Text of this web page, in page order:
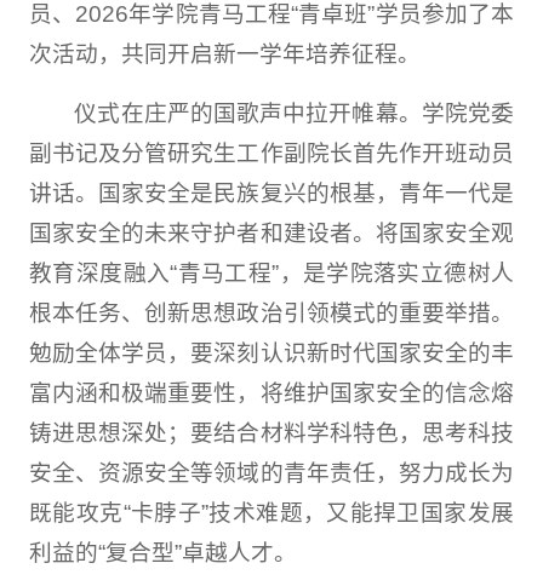
员、2026年学院青马工程“青卓班”学员参加了本
次活动，共同开启新一学年培养征程。
仪式在庄严的国歌声中拉开帷幕。学院党委
副书记及分管研究生工作副院长首先作开班动员
讲话。国家安全是民族复兴的根基，青年一代是
国家安全的未来守护者和建设者。将国家安全观
教育深度融入“青马工程”，是学院落实立德树人
根本任务、创新思想政治引领模式的重要举措。
勉励全体学员，要深刻认识新时代国家安全的丰
富内涵和极端重要性，将维护国家安全的信念熔
铸进思想深处；要结合材料学科特色，思考科技
安全、资源安全等领域的青年责任，努力成长为
既能攻克“卡脖子”技术难题，又能捍卫国家发展
利益的“复合型”卓越人才。